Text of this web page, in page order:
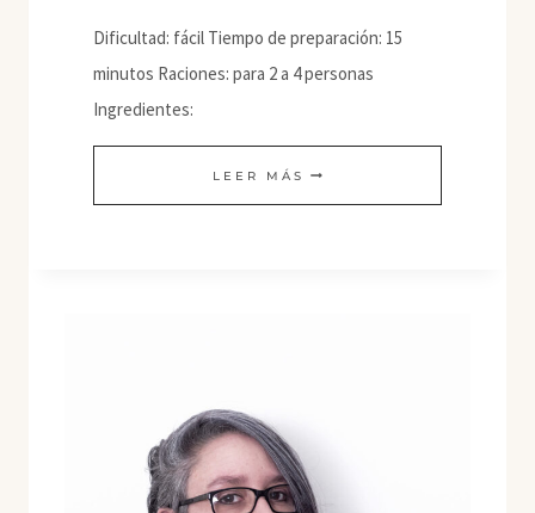
Dificultad: fácil Tiempo de preparación: 15
minutos Raciones: para 2 a 4 personas
Ingredientes:
LEER MÁS ENSALADA
DE